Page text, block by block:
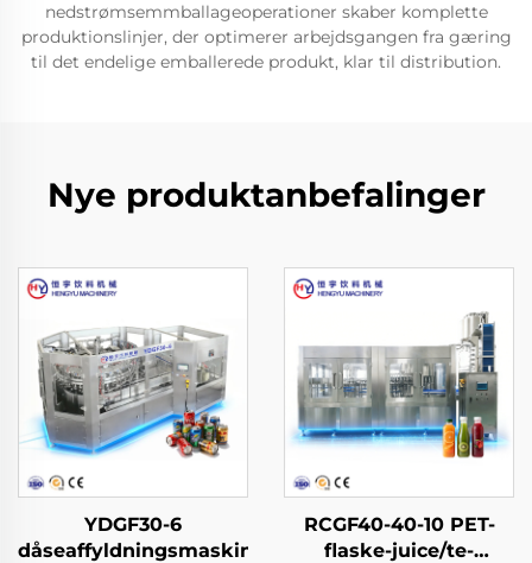
nedstrømsemmballageoperationer skaber komplette
produktionslinjer, der optimerer arbejdsgangen fra gæring
til det endelige emballerede produkt, klar til distribution.
Nye produktanbefalinger
YDGF30-6
dåseaffyldningsmaskine
RCGF40-40-10 PET-
flaske-juice/te-